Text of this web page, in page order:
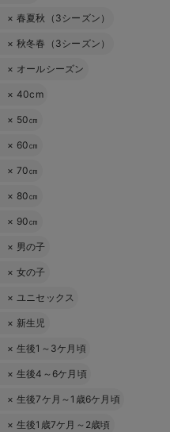
× 春夏秋（3シーズン）
× 秋冬春（3シーズン）
× オールシーズン
× 40cm
× 50㎝
× 60㎝
× 70㎝
× 80㎝
× 90㎝
× 男の子
× 女の子
× ユニセックス
× 新生児
× 生後1～3ケ月頃
× 生後4～6ケ月頃
× 生後7ケ月～1歳6ケ月頃
× 生後1歳7ケ月～2歳頃